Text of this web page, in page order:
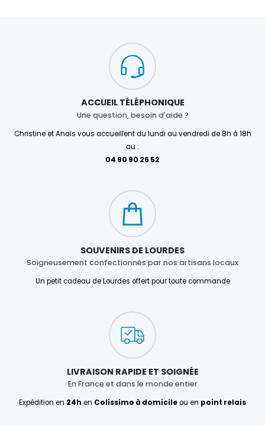
ACCUEIL TÉLÉPHONIQUE
Une question, besoin d'aide ?
Christine et Anaïs vous accueillent du lundi au vendredi de 8h à 18h
au :
04 90 90 26 52
SOUVENIRS DE LOURDES
Soigneusement confectionnés par nos artisans locaux
Un petit cadeau de Lourdes offert pour toute commande
LIVRAISON RAPIDE ET SOIGNÉE
En France et dans le monde entier
Expédition en 24h en Colissimo à domicileou en point relais